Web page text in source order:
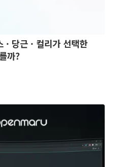
당근 · 컬리가 선택한
까?